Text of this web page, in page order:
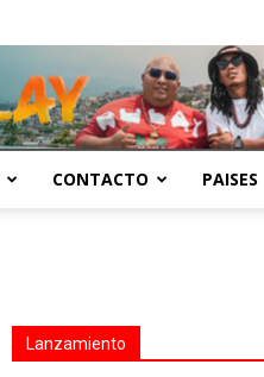
CONTACTO PAISES
Lanzamiento